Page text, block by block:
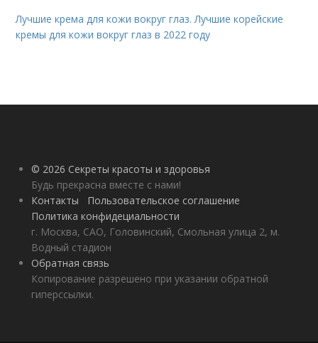
Лучшие крема для кожи вокруг глаз. Лучшие корейские
кремы для кожи вокруг глаз в 2022 году
© 2026 Секреты красоты и здоровья
Будь прекрасна вместе с нами!
Контакты
Пользовательское соглашение
Политика конфидециальности
г. Москва, САО, Головинский, Смольная улица 2, м.
Водный стадион
Обратная связь
Копирование разрешено при указании обратной
гиперссылки.